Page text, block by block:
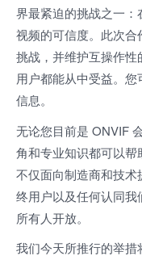
界最紧迫的挑战之一
视频的可信度。此次
挑战，并维护互操作
用户都能从中受益。
信息。
无论您目前是 ONVIF
角和专业知识都可以
不仅面向制造商和技
终用户以及任何认同
所有人开放。
我们今天所推行的举